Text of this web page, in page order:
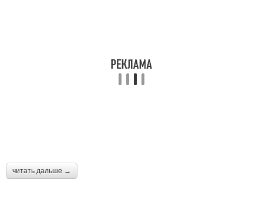
читать дальше →